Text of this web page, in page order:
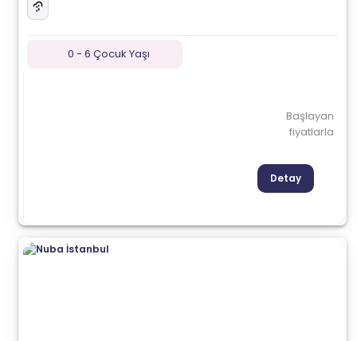
0 - 6 Çocuk Yaşı
Başlayan
fiyatlarla
Detay